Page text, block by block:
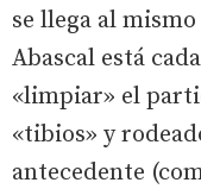
se llega al
Abascal está
«limpiar» el
«tibios» y
antecedente